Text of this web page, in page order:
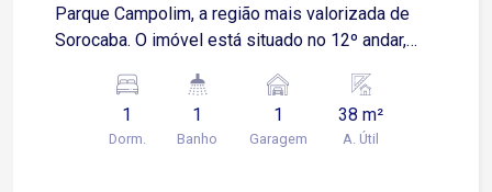
Parque Campolim, a região mais valorizada de
Sorocaba. O imóvel está situado no 12º andar,
metros quadrados de área útil, distribuídos em:
Sala de estar integrada. Cozinha equipada com
armário planejado. 1 quarto. Banheiro social.
1
Dorm.
1
Banho
1
Garagem
38 m²
A. Útil